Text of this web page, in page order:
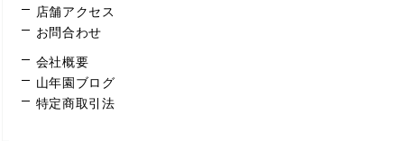
店舗アクセス
お問合わせ
会社概要
山年園ブログ
特定商取引法